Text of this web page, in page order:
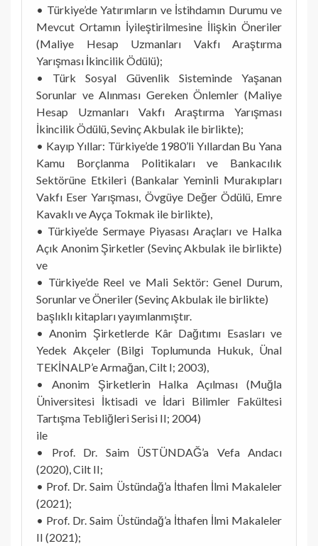
• Türkiye’de Yatırımların ve İstihdamın Durumu ve
Mevcut Ortamın İyileştirilmesine İlişkin Öneriler
(Maliye Hesap Uzmanları Vakfı Araştırma
Yarışması İkincilik Ödülü);
• Türk Sosyal Güvenlik Sisteminde Yaşanan
Sorunlar ve Alınması Gereken Önlemler (Maliye
Hesap Uzmanları Vakfı Araştırma Yarışması
İkincilik Ödülü, Sevinç Akbulak ile birlikte);
• Kayıp Yıllar: Türkiye’de 1980’li Yıllardan Bu Yana
Kamu Borçlanma Politikaları ve Bankacılık
Sektörüne Etkileri (Bankalar Yeminli Murakıpları
Vakfı Eser Yarışması, Övgüye Değer Ödülü, Emre
Kavaklı ve Ayça Tokmak ile birlikte),
• Türkiye’de Sermaye Piyasası Araçları ve Halka
Açık Anonim Şirketler (Sevinç Akbulak ile birlikte)
ve
• Türkiye’de Reel ve Mali Sektör: Genel Durum,
Sorunlar ve Öneriler (Sevinç Akbulak ile birlikte)
başlıklı kitapları yayımlanmıştır.
• Anonim Şirketlerde Kâr Dağıtımı Esasları ve
Yedek Akçeler (Bilgi Toplumunda Hukuk, Ünal
TEKİNALP’e Armağan, Cilt I; 2003),
• Anonim Şirketlerin Halka Açılması (Muğla
Üniversitesi İktisadi ve İdari Bilimler Fakültesi
Tartışma Tebliğleri Serisi II; 2004)
ile
• Prof. Dr. Saim ÜSTÜNDAĞ’a Vefa Andacı
(2020), Cilt II;
• Prof. Dr. Saim Üstündağ’a İthafen İlmi Makaleler
(2021);
• Prof. Dr. Saim Üstündağ’a İthafen İlmi Makaleler
II (2021);